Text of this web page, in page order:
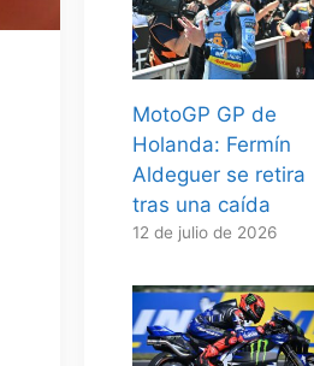
MotoGP GP de
Holanda: Fermín
Aldeguer se retira
tras una caída
12 de julio de 2026